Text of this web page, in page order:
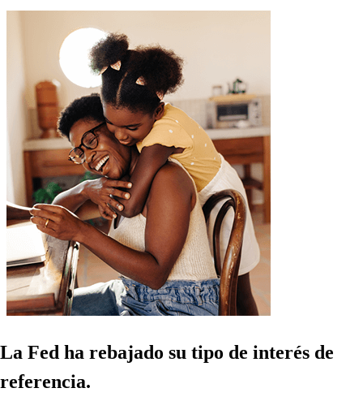
La Fed ha rebajado su tipo de interés de
referencia.